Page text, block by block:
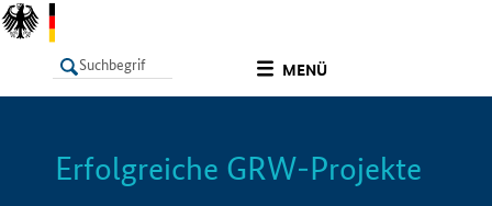
MENÜ
LISTE Info
Erfolgreiche GRW-Projekte